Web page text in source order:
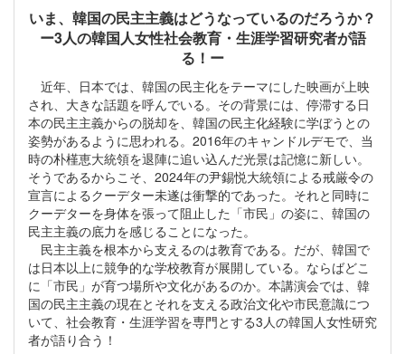
いま、韓国の民主主義はどうなっているのだろうか？
ー3人の韓国人女性社会教育・生涯学習研究者が語
る！ー
近年、日本では、韓国の民主化をテーマにした映画が上映
され、大きな話題を呼んでいる。その背景には、停滞する日
本の民主主義からの脱却を、韓国の民主化経験に学ぼうとの
姿勢があるように思われる。2016年のキャンドルデモで、当
時の朴槿恵大統領を退陣に追い込んだ光景は記憶に新しい。
そうであるからこそ、2024年の尹錫悦大統領による戒厳令の
宣言によるクーデター未遂は衝撃的であった。それと同時に
クーデターを身体を張って阻止した「市民」の姿に、韓国の
民主主義の底力を感じることになった。
民主主義を根本から支えるのは教育である。だが、韓国で
は日本以上に競争的な学校教育が展開している。ならばどこ
に「市民」が育つ場所や文化があるのか。本講演会では、韓
国の民主主義の現在とそれを支える政治文化や市民意識につ
いて、社会教育・生涯学習を専門とする3人の韓国人女性研究
者が語り合う！